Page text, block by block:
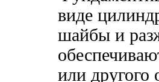
виде
шайбы и
или другого